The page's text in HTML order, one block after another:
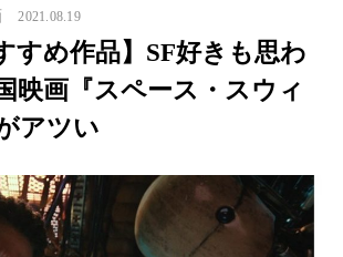
2021.08.19
すめ作品】SF好きも思わ
映画『スペース・スウィ
アツい